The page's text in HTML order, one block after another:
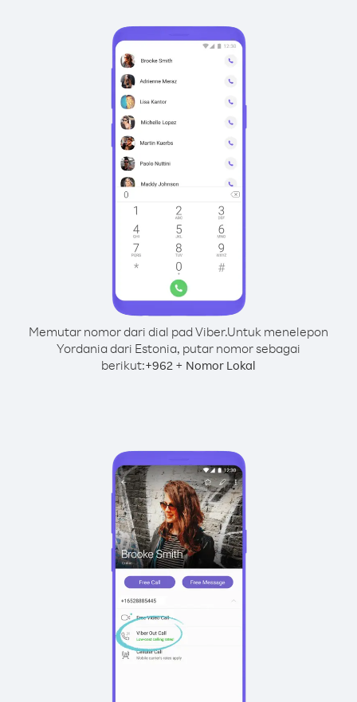
Memutar nomor dari dial pad Viber.Untuk menelepon
Yordania dari Estonia, putar nomor sebagai
berikut:+962 + Nomor Lokal